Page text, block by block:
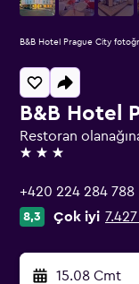
B&B Hotel
Restoran
3 yıldız
+420 224 284 788
8,3 Çok iyi
15.08 Cmt
B&B Hotel Prague City